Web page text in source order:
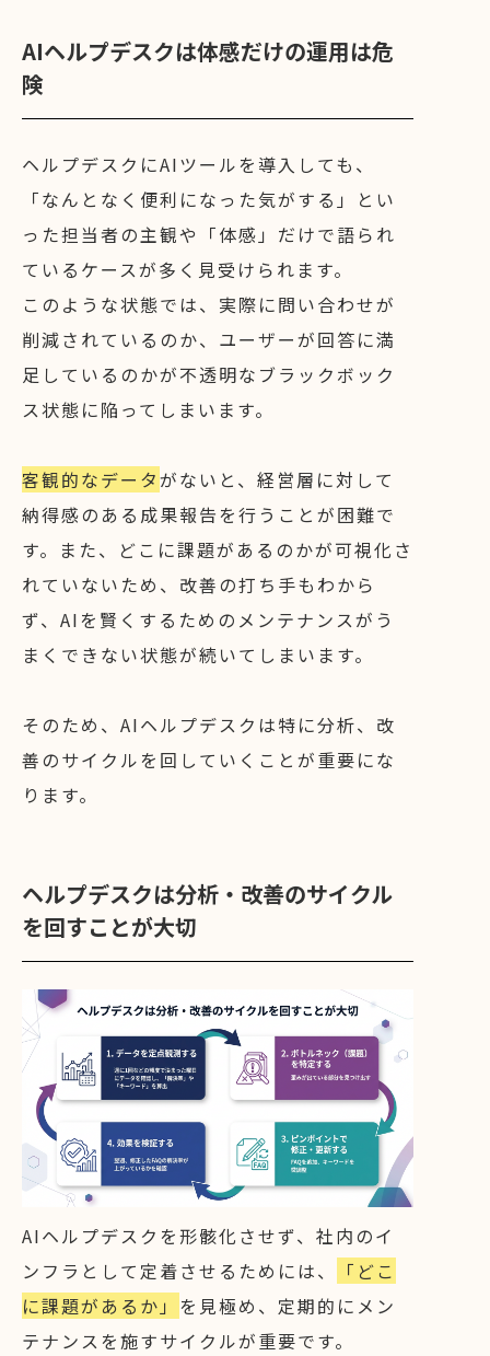
AIヘルプデスクは体感だけの運用は危
険
ヘルプデスクにAIツールを導入しても、
「なんとなく便利になった気がする」とい
った担当者の主観や「体感」だけで語られ
ているケースが多く見受けられます。
このような状態では、実際に問い合わせが
削減されているのか、ユーザーが回答に満
足しているのかが不透明なブラックボック
ス状態に陥ってしまいます。
客観的なデータがないと、経営層に対して
納得感のある成果報告を行うことが困難で
す。また、どこに課題があるのかが可視化さ
れていないため、改善の打ち手もわから
ず、AIを賢くするためのメンテナンスがう
まくできない状態が続いてしまいます。
そのため、AIヘルプデスクは特に分析、改
善のサイクルを回していくことが重要にな
ります。
ヘルプデスクは分析・改善のサイクル
を回すことが大切
AIヘルプデスクを形骸化させず、社内のイ
ンフラとして定着させるためには、
「どこ
に課題があるか」 を見極め、定期的にメン
テナンスを施すサイクルが重要です。